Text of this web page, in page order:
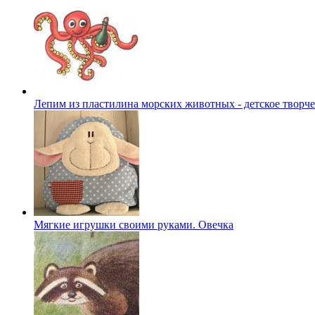
Лепим из пластилина морских животных - детское
Мягкие игрушки своими руками. Овечка